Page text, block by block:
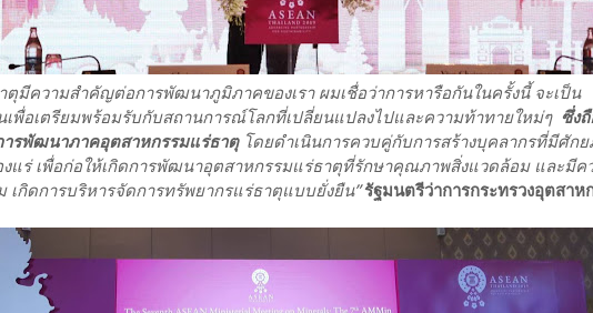
ตุมีความสำคัญต่อการพัฒนาภูมิภาคของเรา ผมเชื่อว่าการหารือกันในครั้งนี้ จะเป็น
เพื่อเตรียมพร้อมรับกับสถานการณ์โลกที่เปลี่ยนแปลงไปและความท้าทายใหม่ๆ ซึ่ง
รพัฒนาภาคอุตสาหกรรมแร่ธาตุโดยดำเนินการควบคู่กับการสร้างบุคลากรที่มีศัก
แร่ เพื่อก่อให้เกิดการพัฒนาอุตสาหกรรมแร่ธาตุที่รักษาคุณภาพสิ่งแวดล้อม และมีค
เกิดการบริหารจัดการทรัพยากรแร่ธาตุแบบยั่งยืน”รัฐมนตรีว่าการกระทรวงอุตสาห